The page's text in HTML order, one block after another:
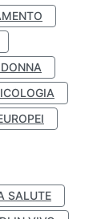
SALUTE